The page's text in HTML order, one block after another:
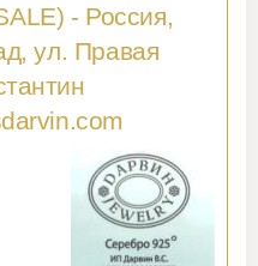
- Россия,
ул. Правая